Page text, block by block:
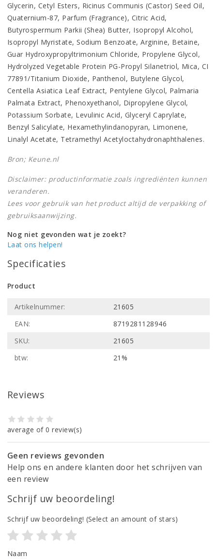
Glycerin, Cetyl Esters, Ricinus Communis (Castor) Seed Oil,
Quaternium-87, Parfum (Fragrance), Citric Acid,
Butyrospermum Parkii (Shea) Butter, Isopropyl Alcohol,
Isopropyl Myristate, Sodium Benzoate, Arginine, Betaine,
Guar Hydroxypropyltrimonium Chloride, Propylene Glycol,
Hydrolyzed Vegetable Protein PG-Propyl Silanetriol, Mica, CI
77891/Titanium Dioxide, Panthenol, Butylene Glycol,
Centella Asiatica Leaf Extract, Pentylene Glycol, Palmaria
Palmata Extract, Phenoxyethanol, Dipropylene Glycol,
Potassium Sorbate, Levulinic Acid, Glyceryl Caprylate,
Benzyl Salicylate, Hexamethylindanopyran, Limonene,
Linalyl Acetate, Tetramethyl Acetyloctahydronaphthalenes.
Bron; Keune.nl
Disclaimer: productinformatie zoals ingrediënten kunnen
veranderen.
Lees voor gebruik van het product altijd de verpakking of
gebruiksaanwijzing.
Nog niet gevonden wat je zoekt?
Laat ons helpen!
Specificaties
Product
Artikelnummer:
21605
EAN:
8719281128946
SKU:
21605
btw:
21%
Reviews
average of 0 review(s)
Geen reviews gevonden
Help ons en andere klanten door het schrijven van
een review
Schrijf uw beoordeling!
Schrijf uw beoordeling! (Select an amount of stars)
Naam